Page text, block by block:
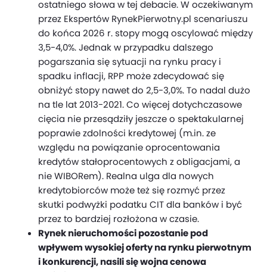
ostatniego słowa w tej debacie. W oczekiwanym
przez Ekspertów RynekPierwotny.pl scenariuszu
do końca 2026 r. stopy mogą oscylować między
3,5-4,0%. Jednak w przypadku dalszego
pogarszania się sytuacji na rynku pracy i
spadku inflacji, RPP może zdecydować się
obniżyć stopy nawet do 2,5-3,0%. To nadal dużo
na tle lat 2013-2021. Co więcej dotychczasowe
cięcia nie przesądziły jeszcze o spektakularnej
poprawie zdolności kredytowej (m.in. ze
względu na powiązanie oprocentowania
kredytów stałoprocentowych z obligacjami, a
nie WIBORem). Realna ulga dla nowych
kredytobiorców może też się rozmyć przez
skutki podwyżki podatku CIT dla banków i być
przez to bardziej rozłożona w czasie.
Rynek nieruchomości pozostanie pod
wpływem wysokiej oferty na rynku pierwotnym
i konkurencji, nasili się wojna cenowa